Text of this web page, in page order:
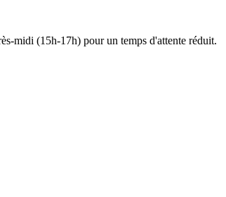
midi (15h-17h) pour un temps d'attente réduit.